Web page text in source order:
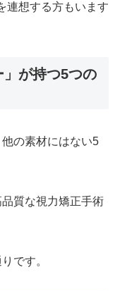
連想する方もいます
が持つ5つの
の素材にはない5
質な視力矯正手術
です。